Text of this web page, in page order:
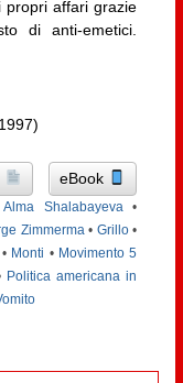
propri affari grazie
di anti-emetici.
eBook
Alma Shalabayeva•
Zimmerma• Grillo•
Monti • Movimento 5
Politica americana in